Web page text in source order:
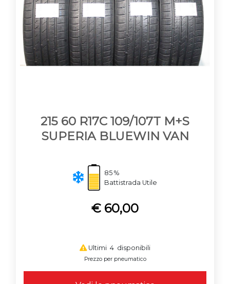
215 60 R17C 109/107T M+S
SUPERIA BLUEWIN VAN
85 %
Battistrada Utile
€ 60,00
Ultimi 4 disponibili
Prezzo per pneumatico